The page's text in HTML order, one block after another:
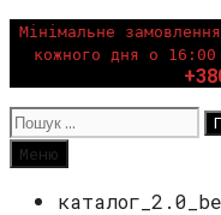
Перейти
вмісту
Мінімальне
кожного дня о
Пошук:
Пошук
Меню